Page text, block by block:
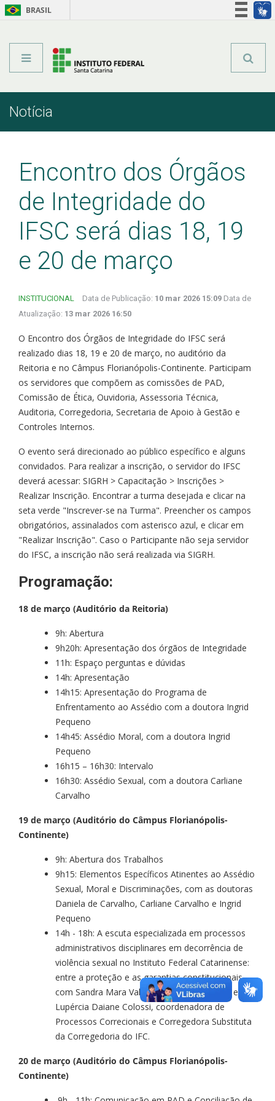
BRASIL
NotíciaInício
Encontro dos Órgãos
de Integridade do
IFSC será dias 18, 19
e 20 de março
INSTITUCIONAL Data de Publicação: 10 mar 2026 15:09 Data de
Atualização: 13 mar 2026 16:50
O Encontro dos Órgãos de Integridade do IFSC será
realizado dias 18, 19 e 20 de março, no auditório da
Reitoria e no Câmpus Florianópolis-Continente. Participam
os servidores que compõem as comissões de PAD,
Comissão de Ética, Ouvidoria, Assessoria Técnica,
Auditoria, Corregedoria, Secretaria de Apoio à Gestão e
Controles Internos.
O evento será direcionado ao público específico e alguns
convidados. Para realizar a inscrição, o servidor do IFSC
deverá acessar: SIGRH > Capacitação > Inscrições >
Realizar Inscrição. Encontrar a turma desejada e clicar na
seta verde "Inscrever-se na Turma". Preencher os campos
obrigatórios, assinalados com asterisco azul, e clicar em
"Realizar Inscrição". Caso o Participante não seja servidor
do IFSC, a inscrição não será realizada via SIGRH.
Programação:
18 de março (Auditório da Reitoria)
9h: Abertura
9h20h: Apresentação dos órgãos de Integridade
11h: Espaço perguntas e dúvidas
14h: Apresentação
14h15: Apresentação do Programa de
Enfrentamento ao Assédio com a doutora Ingrid
Pequeno
14h45: Assédio Moral, com a doutora Ingrid
Pequeno
16h15 – 16h30: Intervalo
16h30: Assédio Sexual, com a doutora Carliane
Carvalho
19 de março (Auditório do Câmpus Florianópolis-
Continente)
9h: Abertura dos Trabalhos
9h15: Elementos Específicos Atinentes ao Assédio
Sexual, Moral e Discriminações, com as doutoras
Daniela de Carvalho, Carliane Carvalho e Ingrid
Pequeno
14h - 18h: A escuta especializada em processos
administrativos disciplinares em decorrência de
violência sexual no Instituto Federal Catarinense:
entre a proteção e as garantias constitucionais,
com Sandra Mara Valerius, corregedora IFC; e
Lupércia Daiane Colossi, coordenadora de
Processos Correcionais e Corregedora Substituta
da Corregedoria do IFC.
20 de março (Auditório do Câmpus Florianópolis-
Continente)